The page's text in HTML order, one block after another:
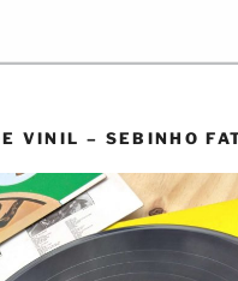
VINIL – SEBINHO